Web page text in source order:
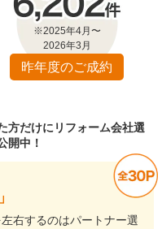
※2025年4月〜
2026年3月
昨年度のご成約
方だけにリフォーム会社選
開中！
右するのはパートナー選